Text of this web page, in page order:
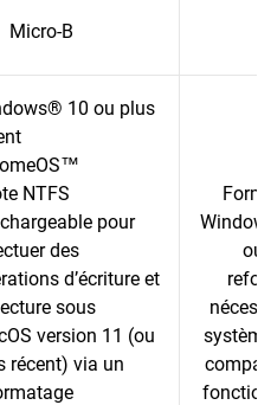
Micro-B
10 ou plus
NTFS
pour
des
d’écriture et
sous
version 11 (ou
récent) via un